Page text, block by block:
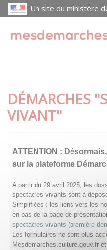
Un site du ministère
DÉMARCHES
VIVANT"
ATTENTION :
sur la plateforme
A partir du 29 avril 2025, les
spectacles vivants sont à
Simplifiées : les liens vers les
en bas de la page de
spectacles vivants (première
Les formulaires ne sont plus
Mesdemarches.culture.gouv.fr